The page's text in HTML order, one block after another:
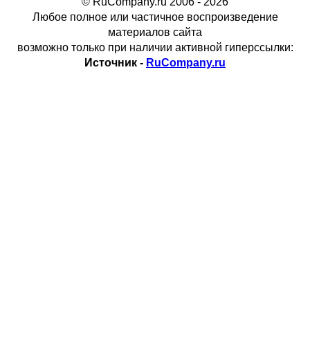
Любое полное или частичное воспроизведение
материалов сайта
возможно только при наличии активной гиперссылки:
Источник - RuCompany.ru